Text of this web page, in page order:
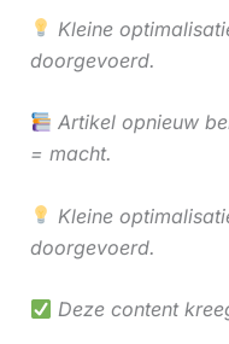
Kleine
doorgevoerd.
Artikel opnieuw
= macht.
Kleine
doorgevoerd.
Deze content